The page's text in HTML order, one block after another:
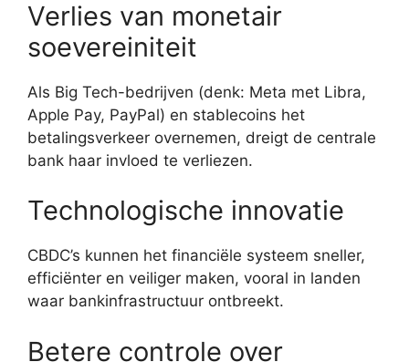
Verlies van monetair
soevereiniteit
Als Big Tech-bedrijven (denk: Meta met Libra,
Apple Pay, PayPal) en stablecoins het
betalingsverkeer overnemen, dreigt de centrale
bank haar invloed te verliezen.
Technologische innovatie
CBDC’s kunnen het financiële systeem sneller,
efficiënter en veiliger maken, vooral in landen
waar bankinfrastructuur ontbreekt.
Betere controle over